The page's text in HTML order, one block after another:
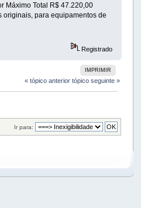
Máximo Total R$ 47.220,00
originais, para equipamentos de
Registrado
IMPRIMIR
« tópico anterior tópico seguinte »
Ir para: